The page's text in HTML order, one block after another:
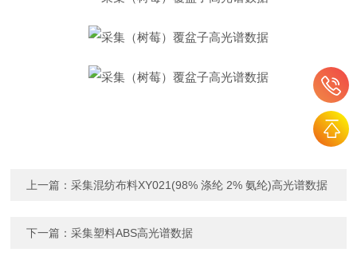
上一篇：采集混纺布料XY021(98% 涤纶 2% 氨纶)高光谱数据
下一篇：采集塑料ABS高光谱数据